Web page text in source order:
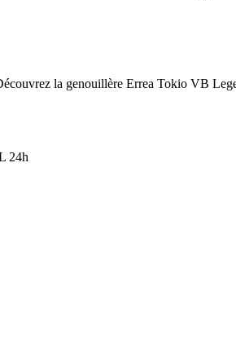
la genouillère Errea Tokio VB
24h